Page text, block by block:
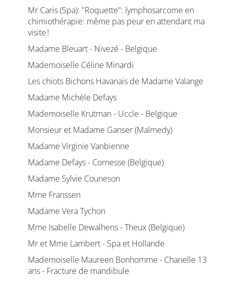
Mr Caris (Spa): "Roquette": lymphosarcome en
chimiothérapie: même pas peur en attendant ma
visite !
Madame Bleuart - Nivezé - Belgique
Mademoiselle Céline Minardi
Les chiots Bichons Havanais de Madame Valange
Madame Michèle Defays
Mademoiselle Krutman - Uccle - Belgique
Monsieur et Madame Ganser (Malmedy)
Madame Virginie Vanbienne
Madame Defays - Cornesse (Belgique)
Madame Sylvie Couneson
Mme Franssen
Madame Vera Tychon
Mme Isabelle Dewalhens - Theux (Belgique)
Mr et Mme Lambert - Spa et Hollande
Mademoiselle Maureen Bonhomme - Chanelle 13
ans - Fracture de mandibule